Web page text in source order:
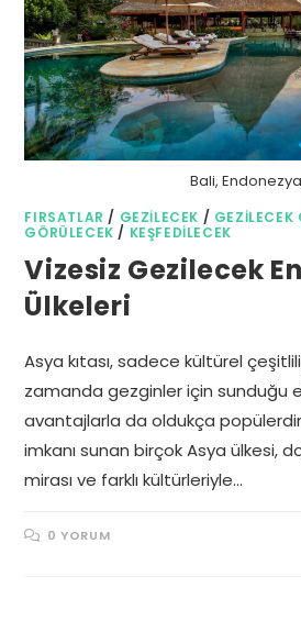
Bali, Endonezya
FIRSATLAR / GEZILECEK / GEZILECEK
GÖRÜLECEK / KEŞFEDILECEK
Vizesiz Gezilecek
Ülkeleri
Asya kıtası, sadece kültürel
zamanda gezginler için sunduğu
avantajlarla da oldukça
imkanı sunan birçok Asya ülkesi,
mirası ve farklı kültürleriyle…
0 YORUM